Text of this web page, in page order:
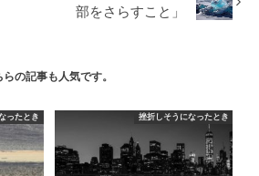
部をさらすこと」
らの記事も人気です。
ったとき 挫折しそうになったとき